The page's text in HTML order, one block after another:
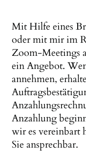
Mit Hilfe eines
oder mit mir im
Zoom-Meetings
ein Angebot.
annehmen,
Anzahlung
wir es vereinbart
Sie ansprechbar.